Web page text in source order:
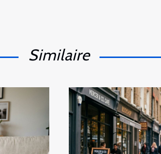
Similaire